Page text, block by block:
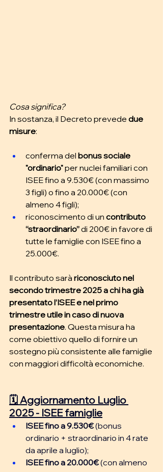
Cosa significa?
In sostanza, il Decreto prevede due
misure:
conferma del bonus sociale
"ordinario" per nuclei familiari con
ISEE fino a 9.530€ (con massimo
3 figli) o fino a 20.000€ (con
almeno 4 figli);
riconoscimento di un contributo
“straordinario” di 200€ in favore di
tutte le famiglie con ISEE fino a
25.000€.
Il contributo sarà riconosciuto nel
secondo trimestre 2025 a chi ha già
presentato l’ISEE e nel primo
trimestre utile in caso di nuova
presentazione. Questa misura ha
come obiettivo quello di fornire un
sostegno più consistente alle famiglie
con maggiori difficoltà economiche.
🗓 Aggiornamento Luglio
2025 - ISEE famiglie
ISEE fino a 9.530€ (bonus
ordinario + straordinario in 4 rate
da aprile a luglio);
ISEE fino a 20.000€ (con almeno